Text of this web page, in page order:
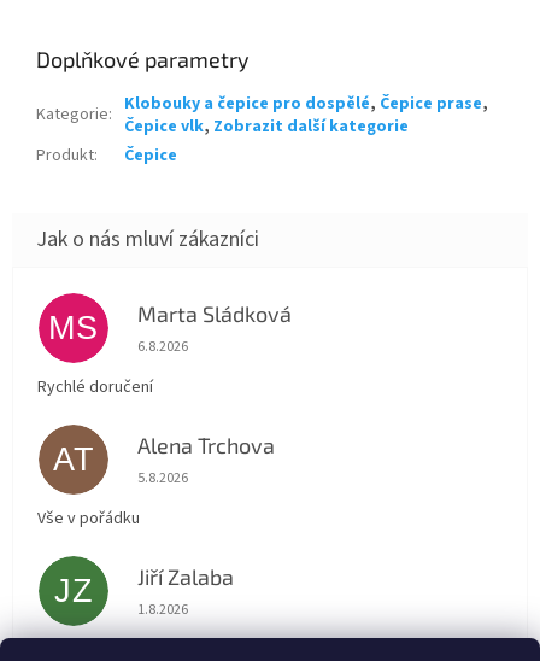
Doplňkové parametry
Kategorie: Klobouky a čepice pro dospělé, Čepice prase,
Čepice vlk, Zobrazit další kategorie
Produkt: Čepice
MS Marta Sládková
Hodnocení obchodu je 5 z 5 hvězdiček.
6.8.2026
Rychlé doručení
AT Alena Trchova
Hodnocení obchodu je 5 z 5 hvězdiček.
5.8.2026
Vše v pořádku
JZ Jiří Zalaba
Hodnocení obchodu je 5 z 5 hvězdiček.
1.8.2026